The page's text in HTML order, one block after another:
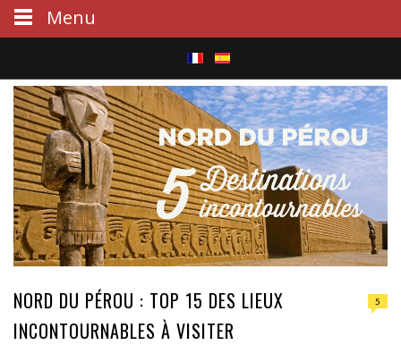
S
e
a
r
c
h
NORD DU PÉROU : TOP 15 DES LIEUX
INCONTOURNABLES À VISITER
5
Menu